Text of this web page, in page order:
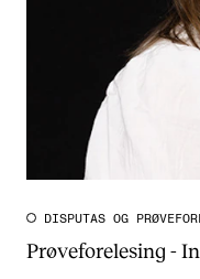
DISPUTAS OG
Prøveforelesing -